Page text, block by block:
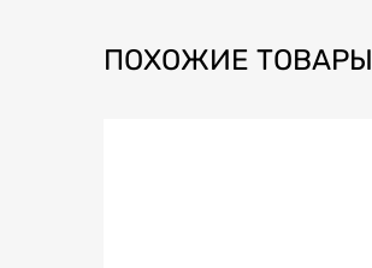
ПОХОЖИЕ ТОВАРЫ